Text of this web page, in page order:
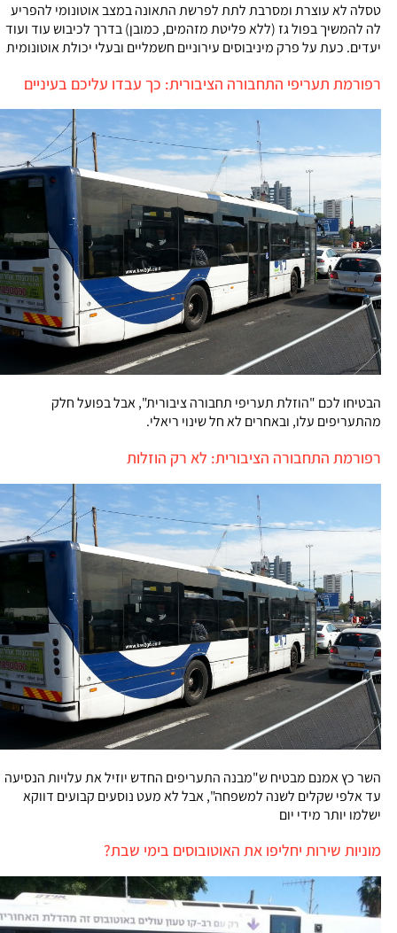
טסלה לא עוצרת ומסרבת לתת לפרשת התאונה במצב אוטונומי להפריע
לה להמשיך בפול גז (ללא פליטת מזהמים, כמובן) בדרך לכיבוש עוד ועוד
יעדים. כעת על פרק מיניבוסים עירוניים חשמליים ובעלי יכולת אוטונומית
רפורמת תעריפי התחבורה הציבורית: כך עבדו עליכם בעיניים
הבטיחו לכם "הוזלת תעריפי תחבורה ציבורית", אבל בפועל חלק
מהתעריפים עלו, ובאחרים לא חל שינוי ריאלי.
רפורמת התחבורה הציבורית: לא רק הוזלות
השר כץ אמנם מבטיח ש"מבנה התעריפים החדש יוזיל את עלויות הנסיעה
עד אלפי שקלים לשנה למשפחה", אבל לא מעט נוסעים קבועים דווקא
ישלמו יותר מידי יום
מוניות שירות יחליפו את האוטובוסים בימי שבת?